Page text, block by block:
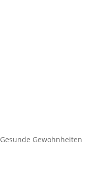
Gesunde Gewohnheiten